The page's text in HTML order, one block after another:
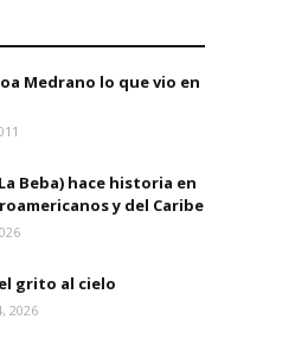
Medrano lo que vio en
Beba) hace historia en
y del Caribe
grito al cielo
2026